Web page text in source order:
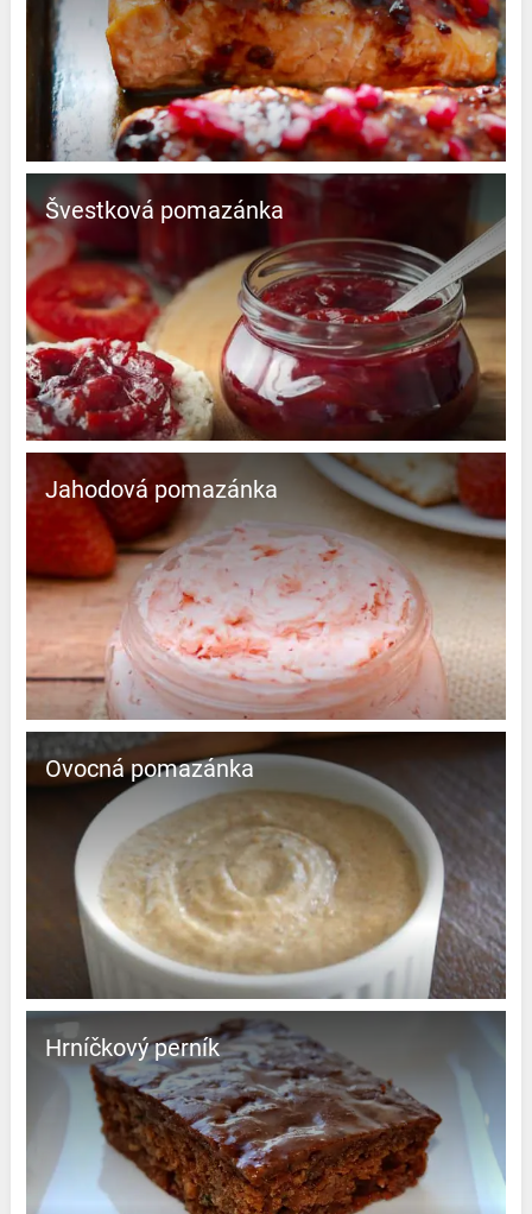
Švestková pomazánka
Jahodová pomazánka
Ovocná pomazánka
Hrníčkový perník